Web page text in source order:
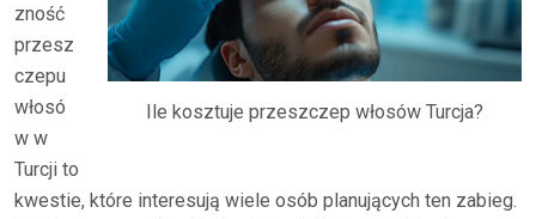
Ile kosztuje przeszczep włosów Turcja?
zność
przesz
czepu
włosó
w w
Turcji to
kwestie, które interesują wiele osób planujących ten zabieg.